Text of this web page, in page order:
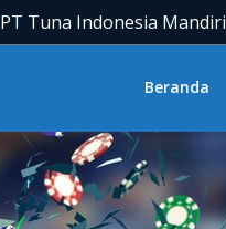
PT Tuna Indonesia Mandiri
Beranda